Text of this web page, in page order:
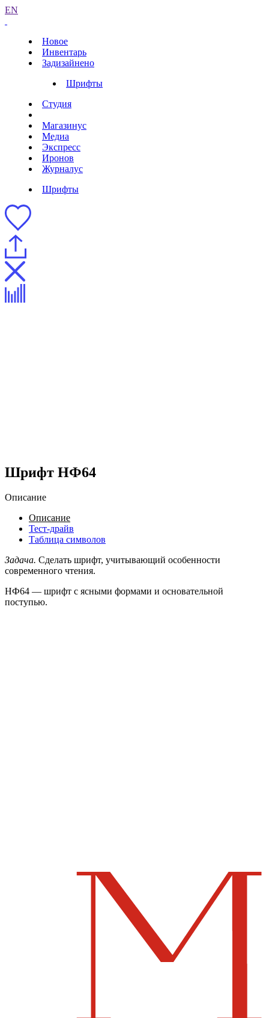
EN
Новое
Инвентарь
Задизайнено
Шрифты
Студия
Магазинус
Медиа
Экспресс
Иронов
Журналус
Шрифты
Шрифт НФ64
Описание
Описание
Тест-драйв
Таблица символов
Задача. Сделать шрифт, учитывающий особенности
современного чтения.
НФ64 — шрифт с ясными формами и основательной
поступью.